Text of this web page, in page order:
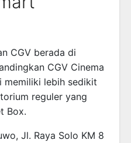
CGV berada di
CGV Cinema
memiliki lebih sedikit
reguler yang
Box.
Jl. Raya Solo KM 8